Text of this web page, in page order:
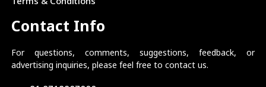
Contact Info
For questions, comments, suggestions, feedback, or
advertising inquiries, please feel free to contact us.